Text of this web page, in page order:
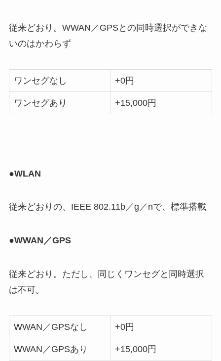
従来どおり。WWAN／GPSとの同時選択ができな
いのはかわらず
ワンセグなし +0円
ワンセグあり +15,000円
●WLAN
従来どおりの、IEEE 802.11b／g／nで、標準搭載
●WWAN／GPS
従来どおり。ただし、同じくワンセグと同時選択
は不可。
WWAN／GPSなし +0円
WWAN／GPSあり +15,000円